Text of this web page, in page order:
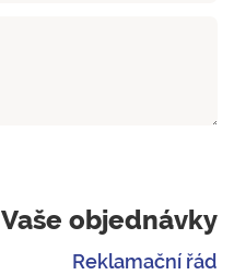
Vaše objednávky
Reklamační řád